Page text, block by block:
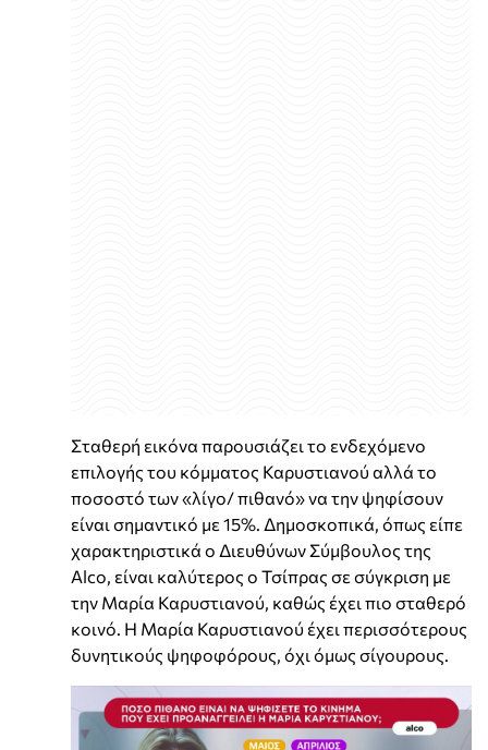
Σταθερή εικόνα παρουσιάζει το ενδεχόμενο
επιλογής του κόμματος Καρυστιανού αλλά το
ποσοστό των «λίγο/ πιθανό» να την ψηφίσουν
είναι σημαντικό με 15%. Δημοσκοπικά, όπως είπε
χαρακτηριστικά ο Διευθύνων Σύμβουλος της
Alco, είναι καλύτερος ο Τσίπρας σε σύγκριση με
την Μαρία Καρυστιανού, καθώς έχει πιο σταθερό
κοινό. Η Μαρία Καρυστιανού έχει περισσότερους
δυνητικούς ψηφοφόρους, όχι όμως σίγουρους.